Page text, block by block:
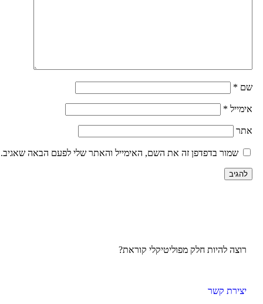
*
*
שמור בדפדפן זה את השם, האימייל והאתר שלי לפעם הבאה שאגיב.
רוצה להיות חלק מפוליטיקלי קוראת?
יצירת קשר